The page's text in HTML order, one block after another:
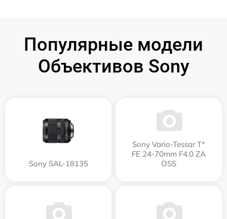
Популярные модели
Объективов Sony
Sony SAL-18135
Sony Vario-Tessar T*
FE 24-70mm F4.0 ZA
OSS